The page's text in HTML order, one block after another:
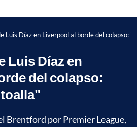
Luis Díaz en Liverpool al borde del colapso:
Luis Díaz en
del colapso:
Brentford por Premier League,